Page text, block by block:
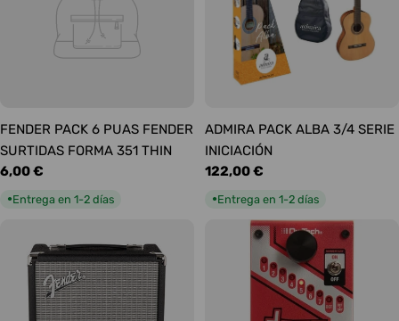
FENDER PACK 6 PUAS FENDER
SURTIDAS FORMA 351 THIN
Precio
6,00 €
●Entrega en 1-2 días
ADMIRA PACK ALBA 3/4 SERIE
INICIACIÓN
Precio
122,00 €
●Entrega en 1-2 días